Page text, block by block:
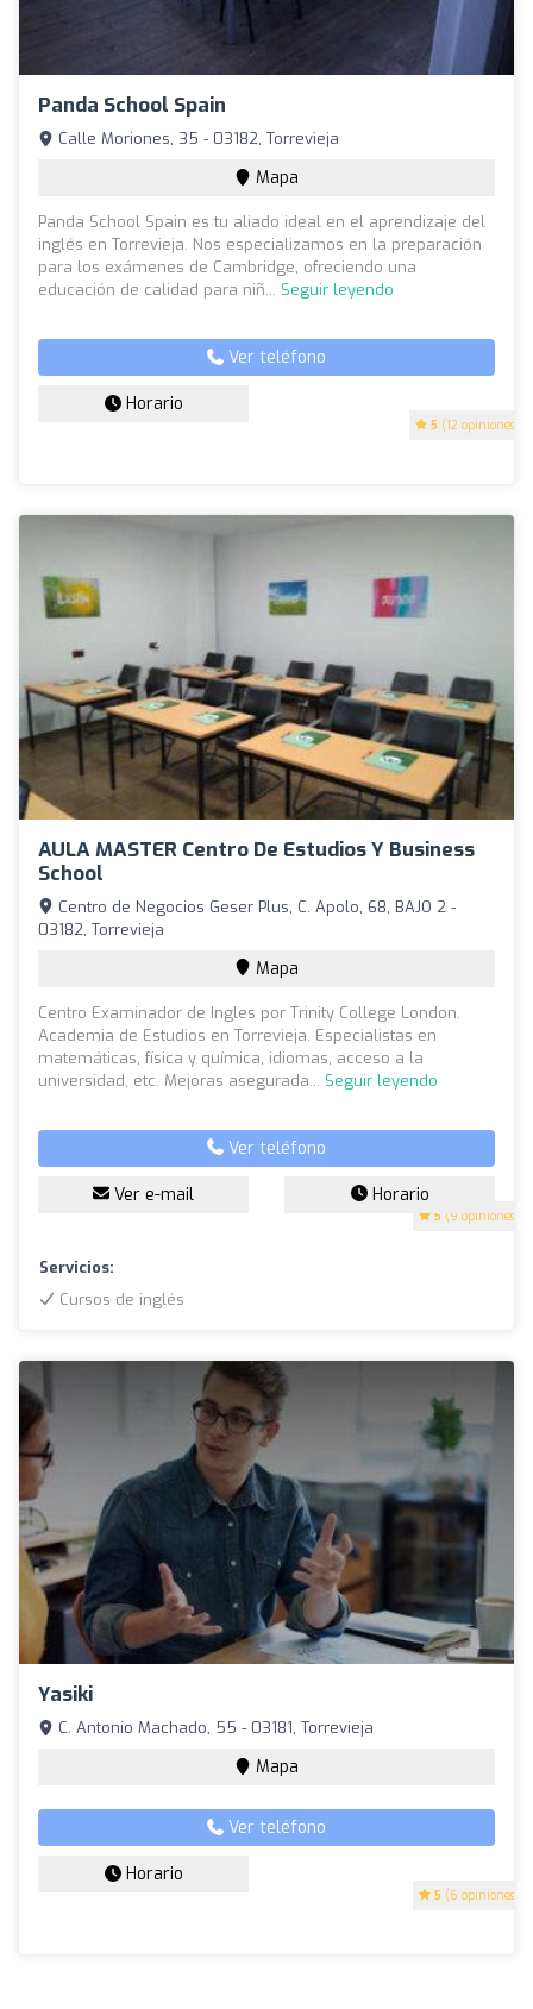
Panda School Spain
5 (12 opiniones)
Calle Moriones, 35 - 03182, Torrevieja
Mapa
Panda School Spain es tu aliado ideal en el aprendizaje del
inglés en Torrevieja. Nos especializamos en la preparación
para los exámenes de Cambridge, ofreciendo una
educación de calidad para niñ... Seguir leyendo
Ver teléfono
Horario
AULA MASTER Centro De Estudios Y Business
School
5 (9 opiniones)
Centro de Negocios Geser Plus, C. Apolo, 68, BAJO 2 -
03182, Torrevieja
Mapa
Centro Examinador de Ingles por Trinity College London.
Academia de Estudios en Torrevieja. Especialistas en
matemáticas, física y química, idiomas, acceso a la
universidad, etc. Mejoras asegurada... Seguir leyendo
Ver teléfono
Ver e-mail Horario
Servicios:
Cursos de inglés
Yasiki
5 (6 opiniones)
C. Antonio Machado, 55 - 03181, Torrevieja
Mapa
Ver teléfono
Horario